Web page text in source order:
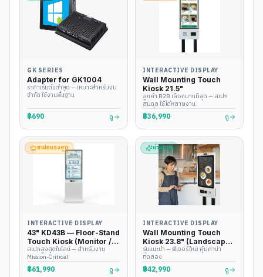
GK SERIES
Adapter for GK1004
ราคาเริ่มต้นต่ำสุด — เหมาะสำหรับงบ
จำกัด ใช้งานพื้นฐาน
฿690 ดู
INTERACTIVE DISPLAY
Wall Mounting Touch
Kiosk 21.5"
ลูกค้า B2B เลือกมากที่สุด — สเปก
สมดุล ใช้ได้หลายงาน
฿36,990 ดู
สเปกแรงสุด
INTERACTIVE DISPLAY
43" KD43B — Floor-Stand
Touch Kiosk (Monitor /
Windows / Android)
สเปกสูงสุดในไลน์ — สำหรับงาน
Mission-Critical
฿61,990 ดู
น่าจับตา
INTERACTIVE DISPLAY
Wall Mounting Touch
Kiosk 23.8" (Landscape
16:9)
รุ่นแนะนำ — ฟีเจอร์ใหม่ คุ้มค่าน่า
ทดลอง
฿42,990 ดู